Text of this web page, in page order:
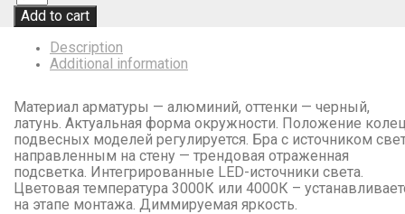
Add to cart
Description
Additional information
Материал арматуры — алюминий, оттенки — черный,
латунь. Актуальная форма окружности. Положение
подвесных моделей регулируется. Бра с источником
направленным на стену — трендовая отраженная
подсветка. Интегрированные LED-источники света.
Цветовая температура 3000К или 4000К –
на этапе монтажа. Диммируемая яркость.